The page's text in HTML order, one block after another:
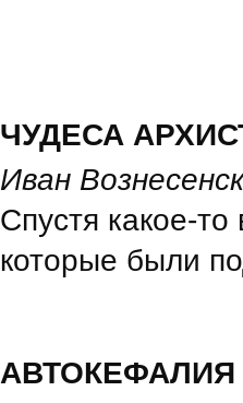
ЧУДЕСА
Иван
Спустя какое-
которые были
АВТОКЕФАЛИЯ